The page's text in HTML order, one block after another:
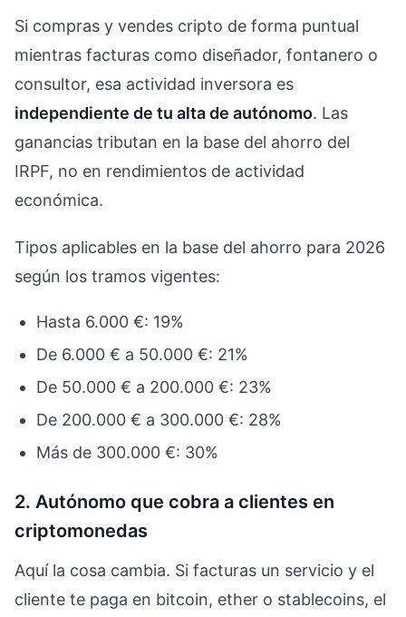
Si compras y vendes cripto de forma puntual
mientras facturas como diseñador, fontanero o
consultor, esa actividad inversora es
independiente de tu alta de autónomo. Las
ganancias tributan en la base del ahorro del
IRPF, no en rendimientos de actividad
económica.
Tipos aplicables en la base del ahorro para 2026
según los tramos vigentes:
Hasta 6.000 €: 19%
De 6.000 € a 50.000 €: 21%
De 50.000 € a 200.000 €: 23%
De 200.000 € a 300.000 €: 28%
Más de 300.000 €: 30%
2. Autónomo que cobra a clientes en
criptomonedas
Aquí la cosa cambia. Si facturas un servicio y el
cliente te paga en bitcoin, ether o stablecoins, el